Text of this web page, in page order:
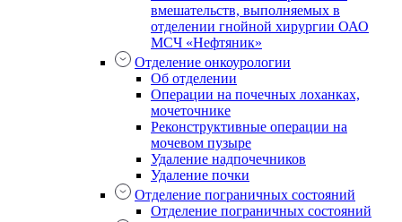
вмешательств, выполняемых в
отделении гнойной хирургии ОАО
МСЧ «Нефтяник»
Отделение онкоурологии
Об отделении
Операции на почечных лоханках,
мочеточнике
Реконструктивные операции на
мочевом пузыре
Удаление надпочечников
Удаление почки
Отделение пограничных состояний
Отделение пограничных состояний